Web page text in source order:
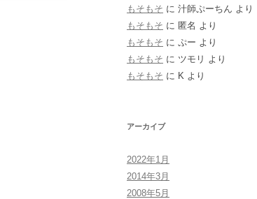
もそもそ に 汁師ぷーちん より
もそもそ に 匿名 より
もそもそ に ぷー より
もそもそ に ツモリ より
もそもそ に K より
アーカイブ
2022年1月
2014年3月
2008年5月